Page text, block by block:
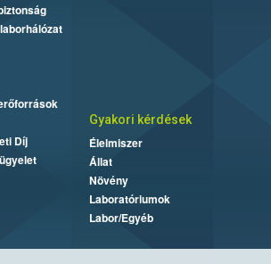
Díj
Gyakori kérdések
Élelmiszer
Állat
Növény
Laboratóriumok
Labor/Egyéb